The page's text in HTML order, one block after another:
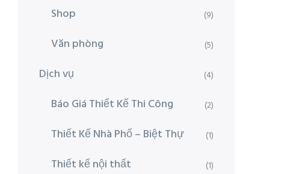
Shop (9)
Văn phòng (5)
Dịch vụ (4)
Báo Giá Thiết Kế Thi Công (2)
Thiết Kế Nhà Phố – Biệt Thự (1)
Thiết kế nội thất (1)